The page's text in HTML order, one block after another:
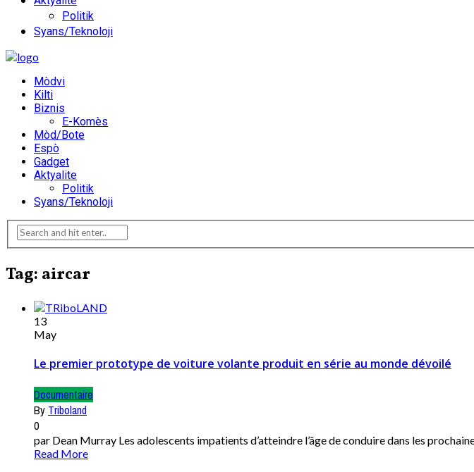
Politik
Syans/Teknoloji
Mòdvi
Kilti
Biznis
E-Komès
Mòd/Bote
Espò
Gadget
Aktyalite
Politik
Syans/Teknoloji
Tag: aircar
13
May
Le premier prototype de voiture volante produit en série au monde dévoilé
Documentaire
By Triboland
0
par Dean Murray Les adolescents impatients d’atteindre l’âge de conduire dans les
Read More